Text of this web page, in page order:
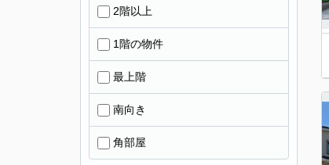
2階以上
1階の物件
最上階
南向き
角部屋